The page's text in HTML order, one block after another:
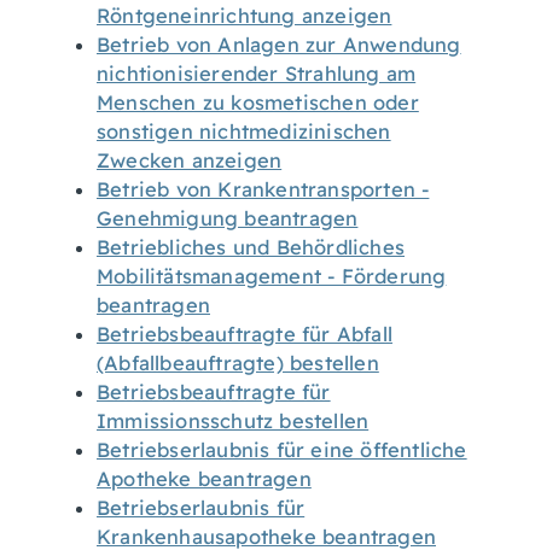
Röntgeneinrichtung anzeigen
Betrieb von Anlagen zur Anwendung
nichtionisierender Strahlung am
Menschen zu kosmetischen oder
sonstigen nichtmedizinischen
Zwecken anzeigen
Betrieb von Krankentransporten -
Genehmigung beantragen
Betriebliches und Behördliches
Mobilitätsmanagement - Förderung
beantragen
Betriebsbeauftragte für Abfall
(Abfallbeauftragte) bestellen
Betriebsbeauftragte für
Immissionsschutz bestellen
Betriebserlaubnis für eine öffentliche
Apotheke beantragen
Betriebserlaubnis für
Krankenhausapotheke beantragen